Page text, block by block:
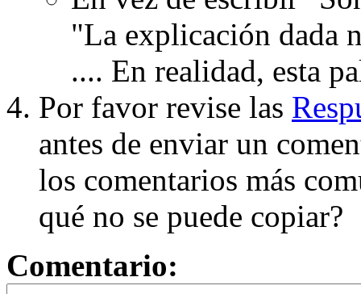
"La explicación dada
.... En realidad, esta
Por favor revise las
antes de enviar un
los comentarios más
qué no se puede copiar?
Comentario: